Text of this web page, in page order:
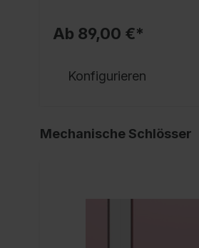
Ab 89,00 €*
Konfigurieren
Mechanische Schlösser